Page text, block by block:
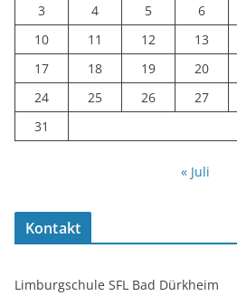
3
4 5 6
10
11 12 13
17
18 19 20
24
25 26 27
31
« Juli
Kontakt
Limburgschule SFL Bad Dürkheim